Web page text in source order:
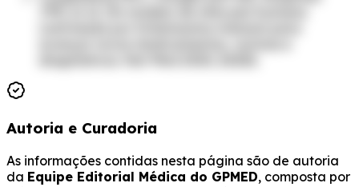
Autoria e Curadoria
As informações contidas nesta página são de autoria
da Equipe Editorial Médica do GPMED, composta por